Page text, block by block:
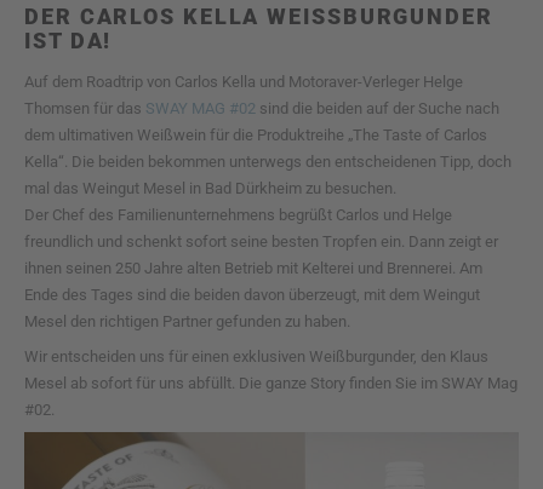
DER CARLOS KELLA WEISSBURGUNDER
IST DA!
Auf dem Roadtrip von Carlos Kella und Motoraver-Verleger Helge
Thomsen für das SWAY MAG #02 sind die beiden auf der Suche nach
dem ultimativen Weißwein für die Produktreihe „The Taste of Carlos
Kella“. Die beiden bekommen unterwegs den entscheidenen Tipp, doch
mal das Weingut Mesel in Bad Dürkheim zu besuchen.
Der Chef des Familienunternehmens begrüßt Carlos und Helge
freundlich und schenkt sofort seine besten Tropfen ein. Dann zeigt er
ihnen seinen 250 Jahre alten Betrieb mit Kelterei und Brennerei. Am
Ende des Tages sind die beiden davon überzeugt, mit dem Weingut
Mesel den richtigen Partner gefunden zu haben.
Wir entscheiden uns für einen exklusiven Weißburgunder, den Klaus
Mesel ab sofort für uns abfüllt. Die ganze Story finden Sie im SWAY Mag
#02.